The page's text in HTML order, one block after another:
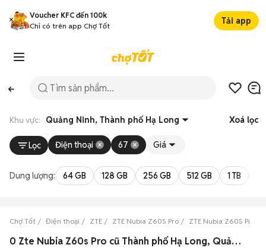
Voucher KFC đến 100k
Chỉ có trên app Chợ Tốt
Tải app
Khu vực: Quảng Ninh, Thành phố Hạ Long Xoá lọc
Lọc Điện thoại 67 Giá
Dung lượng: 64 GB 128 GB 256 GB 512 GB 1 TB
Chợ Tốt Điện thoại ZTE ZTE Nubia Z60S Pro ZTE Nubia Z60S Pro
0 Zte Nubia Z60s Pro cũ Thành phố Hạ Long, Quảng Ninh đẹp